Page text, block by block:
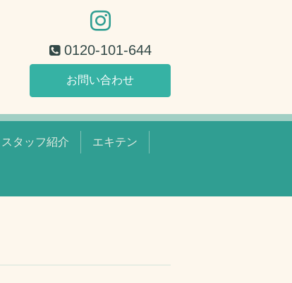
0120-101-644
お問い合わせ
スタッフ紹介 エキテン